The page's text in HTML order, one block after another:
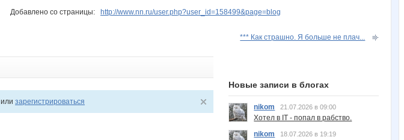
Добавлено со страницы: http://www.nn.ru/user.php?user_id=158499&page=blog
*** Как страшно. Я больше не плач...
или зарегистрироваться
Новые записи в блогах
nikom 21.07.2026 в 09:00
Хотел в IT - попал в рабство.
nikom
18.07.2026 в 19:19